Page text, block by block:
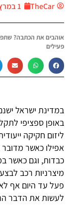
TheCar 1 במרץ, 2023
אוהבים את הכתבה?
פעילים
במדינת ישראל
באופן ספציפי
ליזום חקיקה
אפילו כאשר
כבדות, וגם כאשר
מיצרניות רכב
פעל עד היום אף
לעשות את הדבר